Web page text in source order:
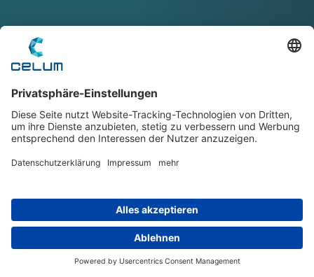
NUTZE DIE KRAFT DEINES
CONTENTS
Willst du mehr über CELUM
erfahren und wie wir bei der
unterstützten können?